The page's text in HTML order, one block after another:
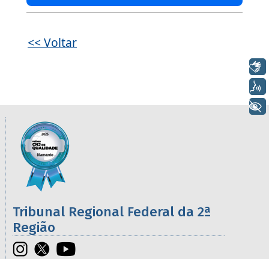
<< Voltar
Informações úteis sobre os órgãos da 2ª
Imagem
Tribunal Regional Federal da 2ª
Região
+ Acessibilidade